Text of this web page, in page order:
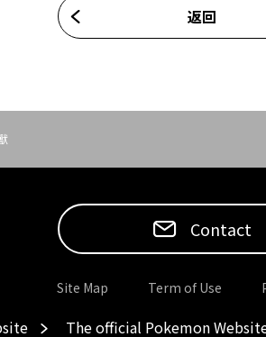
返回
Contact
Site Map Term of Use
The official Pokemon